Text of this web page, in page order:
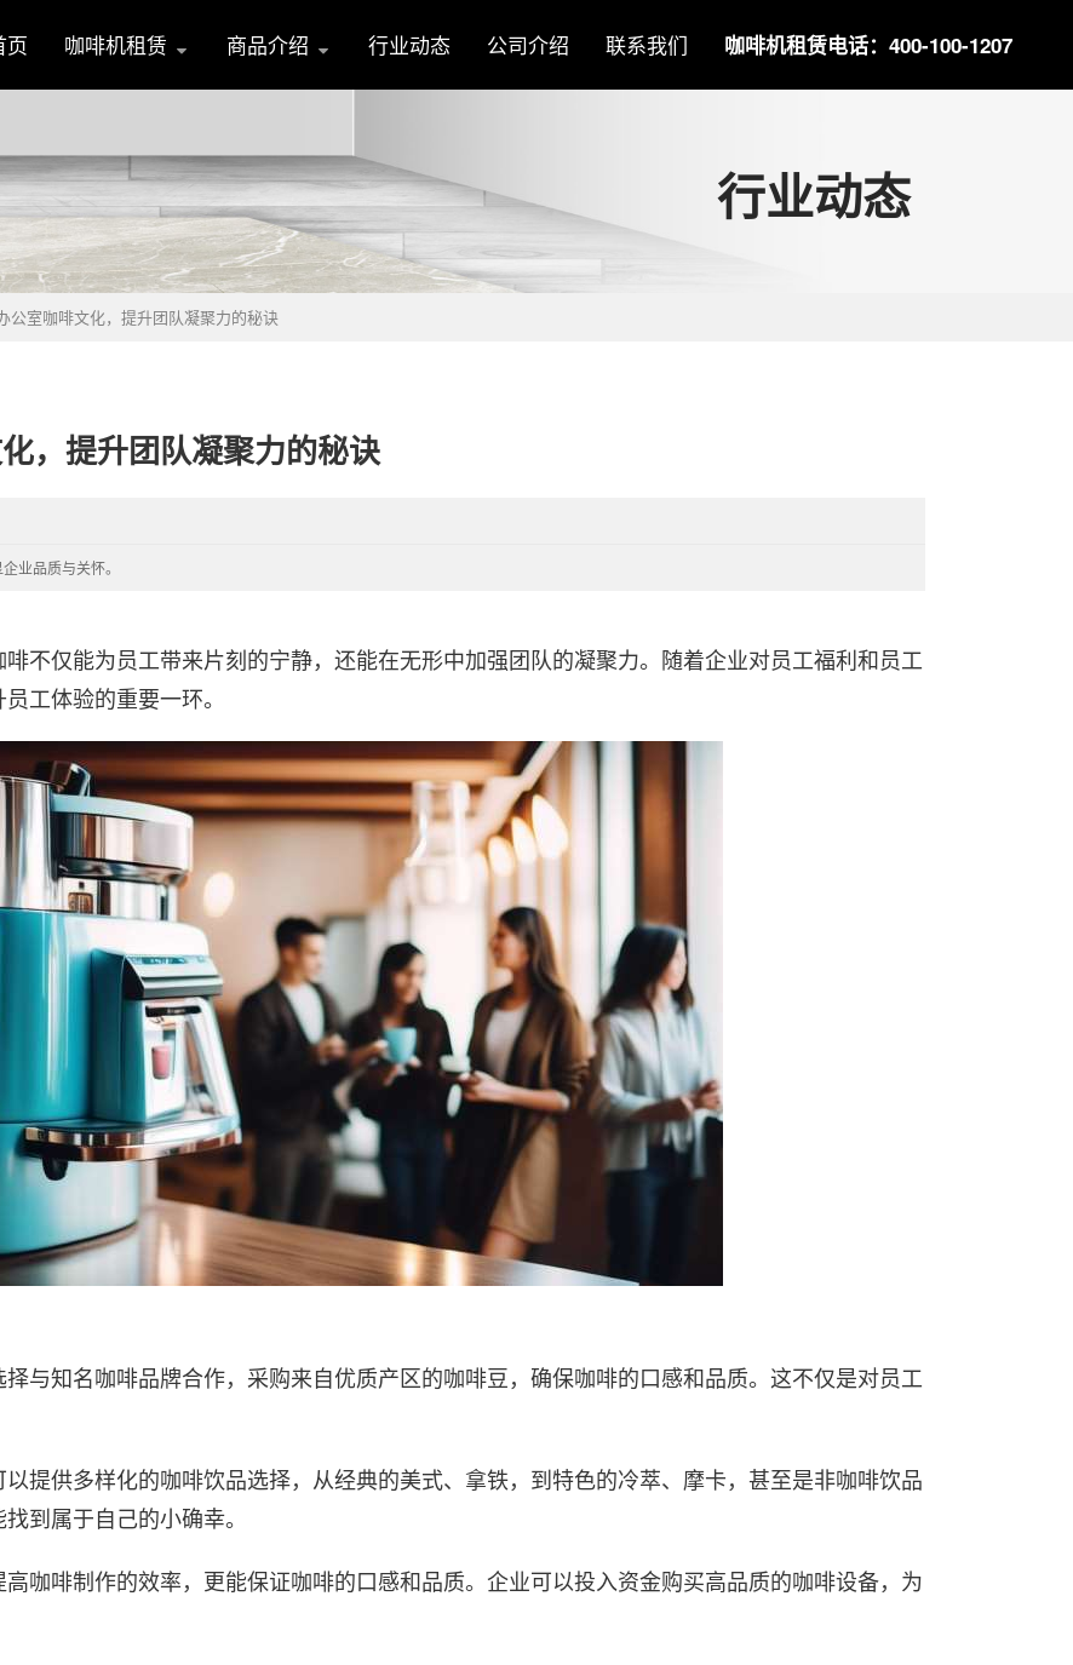
页 咖啡机租赁 商品介绍 行业动态 公司介绍 联系我们 咖啡机租赁电话：400-100-1207
行业动态
公室咖啡文化，提升团队凝聚力的秘诀
，提升团队凝聚力的秘诀
业品质与关怀。
不仅能为员工带来片刻的宁静，还能在无形中加强团队的凝聚力。随着企业对员工福利和员工
工体验的重要一环。
与知名咖啡品牌合作，采购来自优质产区的咖啡豆，确保咖啡的口感和品质。这不仅是对员工
提供多样化的咖啡饮品选择，从经典的美式、拿铁，到特色的冷萃、摩卡，甚至是非咖啡饮品
到属于自己的小确幸。
咖啡制作的效率，更能保证咖啡的口感和品质。企业可以投入资金购买高品质的咖啡设备，为